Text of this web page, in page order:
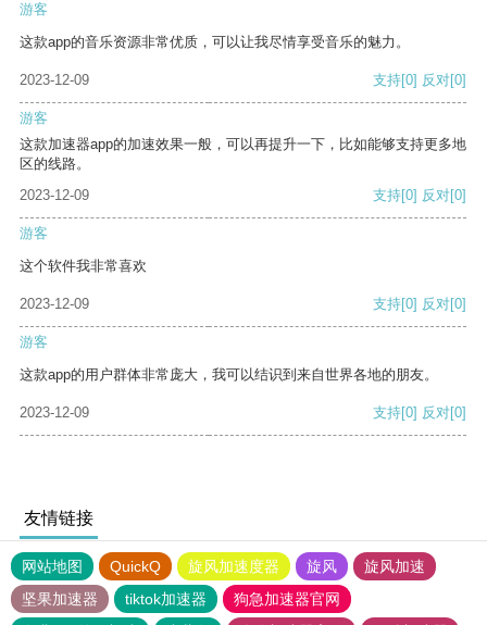
游客
这款app的音乐资源非常优质，可以让我尽情享受音乐的魅力。
2023-12-09 支持[0] 反对[0]
游客
这款加速器app的加速效果一般，可以再提升一下，比如能够支持更多地
区的线路。
2023-12-09
支持[0] 反对[0]
游客
这个软件我非常喜欢
2023-12-09 支持[0] 反对[0]
游客
这款app的用户群体非常庞大，我可以结识到来自世界各地的朋友。
2023-12-09 支持[0] 反对[0]
友情链接
网站地图 QuickQ 旋风加速度器 旋风
旋风加速
坚果加速器
tiktok加速器
狗急加速器官网